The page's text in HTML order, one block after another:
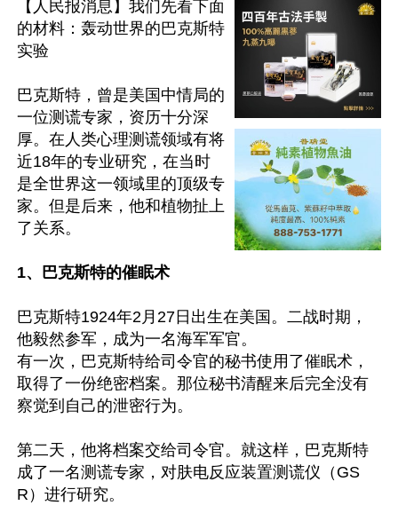
【人民报消息】我们先看下面
的材料：轰动世界的巴克斯特
实验
巴克斯特，曾是美国中情局的
一位测谎专家，资历十分深
厚。在人类心理测谎领域有将
近18年的专业研究，在当时
是全世界这一领域里的顶级专
家。但是后来，他和植物扯上
了关系。
1、巴克斯特的催眠术
巴克斯特1924年2月27日出生在美国。二战时期，
他毅然参军，成为一名海军军官。
有一次，巴克斯特给司令官的秘书使用了催眠术，
取得了一份绝密档案。那位秘书清醒来后完全没有
察觉到自己的泄密行为。
第二天，他将档案交给司令官。就这样，巴克斯特
成了一名测谎专家，对肤电反应装置测谎仪（GS
R）进行研究。